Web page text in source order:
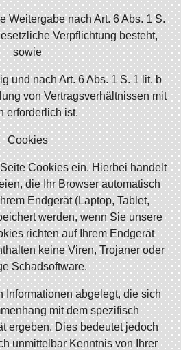
Weitergabe nach Art. 6 Abs. 1 S.
Verpflichtung besteht,
sowie
und nach Art. 6 Abs. 1 S. 1 lit. b
von Vertragsverhältnissen mit
erforderlich ist.
Cookies
Cookies ein. Hierbei handelt
die Ihr Browser automatisch
Endgerät (Laptop, Tablet,
werden, wenn Sie unsere
richten auf Ihrem Endgerät
keine Viren, Trojaner oder
Schadsoftware.
Informationen abgelegt, die sich
mit dem spezifisch
ergeben. Dies bedeutet jedoch
unmittelbar Kenntnis von Ihrer